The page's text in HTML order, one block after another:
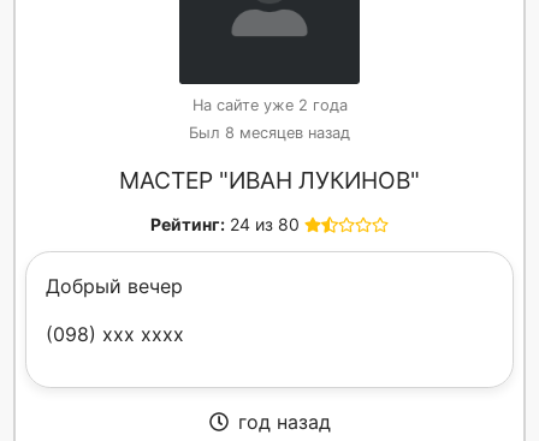
На сайте уже 2 года
Был 8 месяцев назад
МАСТЕР "ИВАН ЛУКИНОВ"
Рейтинг: 24 из 80
Добрый вечер
(098) xxx xxxx
год назад